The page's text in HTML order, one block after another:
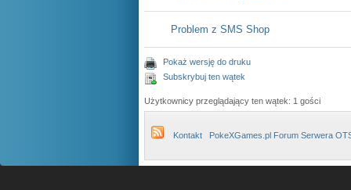
Problem z SMS Shop
Pokaż wersję do druku
Subskrybuj ten wątek
Użytkownicy przeglądający ten wątek: 1 gości
Kontakt PokeXGames.pl Forum Serwera